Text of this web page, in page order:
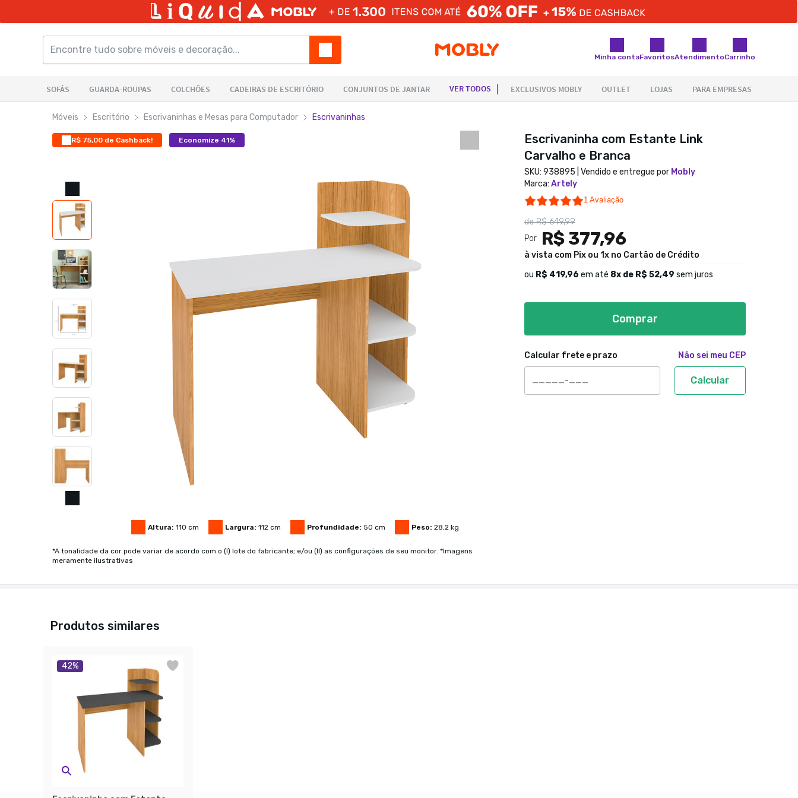
Minha contaFavoritosAtendimentoCarrinho
Móveis Escritório Escrivaninhas e Mesas para Computador Escrivaninhas
R$ 75,00 de Cashback! Economize 41%
Altura: 110 cm Largura: 112cm Profundidade: 50 cm Peso: 28,2 kg
*A tonalidade da cor pode variar de acordo com o (I) lote do fabricante; e/ou (II) as configurações de seu monitor. *Imagens
meramente ilustrativas
Escrivaninha com Estante Link
Carvalho e Branca
SKU: 938895 | Vendido e entregue por Mobly
Marca: Artely
5.0 star rating
1 Avaliação
deR$ 649,99
Por
R$ 377,96
à vista com Pix ou 1x no Cartão de Crédito
ou R$ 419,96 em até 8x de R$ 52,49 sem juros
Comprar
Calcular frete e prazo Não sei meu CEP
Calcular
Produtos similares
42%